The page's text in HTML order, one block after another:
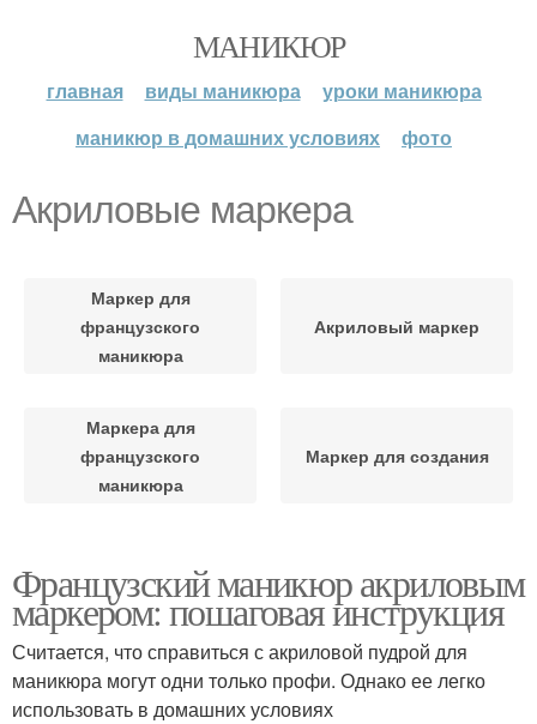
МАНИКЮР
главная виды маникюра
уроки маникюра
маникюр в домашних условиях
фото
Акриловые маркера
Маркер для
французского
маникюра
Акриловый маркер
Маркера для
французского
маникюра
Маркер для создания
Французский маникюр акриловым
маркером: пошаговая инструкция
Считается, что справиться с акриловой пудрой для
маникюра могут одни только профи. Однако ее легко
использовать в домашних условиях